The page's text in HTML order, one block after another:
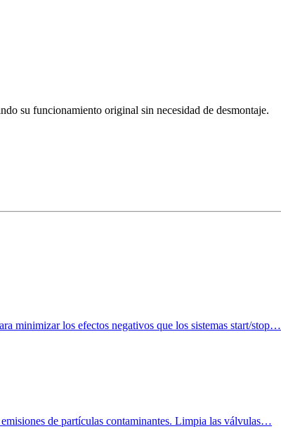
su funcionamiento original sin necesidad de desmontaje.
minimizar los efectos negativos que los sistemas start/stop…
de partículas contaminantes. Limpia las válvulas…